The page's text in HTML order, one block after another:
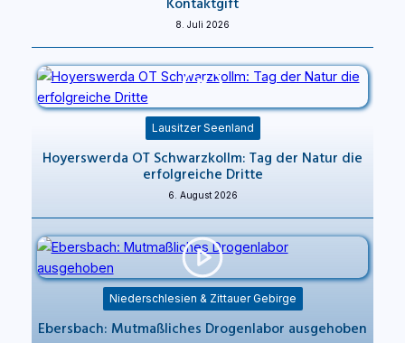
8. Juli 2026
Lausitzer Seenland
Hoyerswerda OT Schwarzkollm: Tag der Natur die
erfolgreiche Dritte
6. August 2026
Niederschlesien & Zittauer Gebirge
Ebersbach: Mutmaßliches Drogenlabor ausgehoben